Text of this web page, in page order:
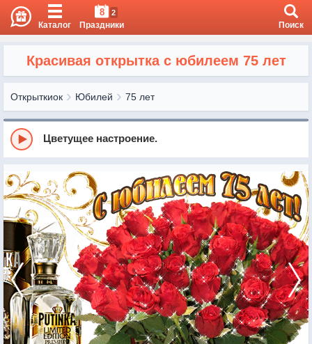
Каталог
8 2
Праздники Поиск
Красивая открытка с юбилеем 75 лет
Открыткиок Юбилей 75 лет
Цветущее настроение.